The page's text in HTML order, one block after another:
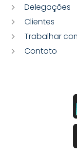
Delegações
Clientes
Trabalhar
Contato